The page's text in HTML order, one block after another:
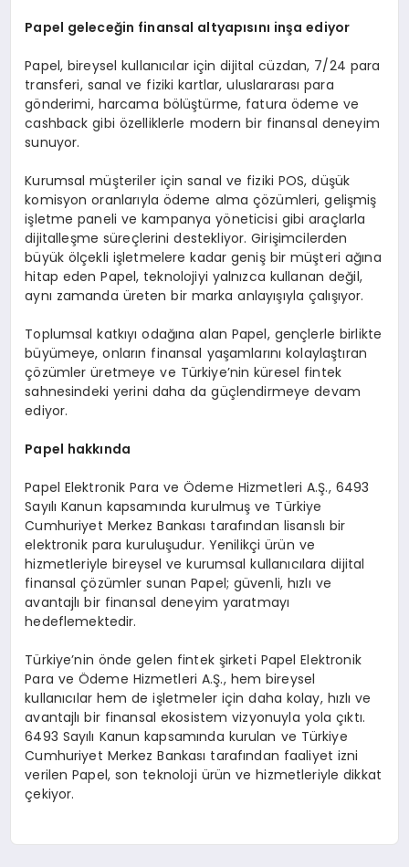
Papel geleceğin finansal altyapısını inşa ediyor
Papel, bireysel kullanıcılar için dijital cüzdan, 7/24 para
transferi, sanal ve fiziki kartlar, uluslararası para
gönderimi, harcama bölüştürme, fatura ödeme ve
cashback gibi özelliklerle modern bir finansal deneyim
sunuyor.
Kurumsal müşteriler için sanal ve fiziki POS, düşük
komisyon oranlarıyla ödeme alma çözümleri, gelişmiş
işletme paneli ve kampanya yöneticisi gibi araçlarla
dijitalleşme süreçlerini destekliyor. Girişimcilerden
büyük ölçekli işletmelere kadar geniş bir müşteri ağına
hitap eden Papel, teknolojiyi yalnızca kullanan değil,
aynı zamanda üreten bir marka anlayışıyla çalışıyor.
Toplumsal katkıyı odağına alan Papel, gençlerle birlikte
büyümeye, onların finansal yaşamlarını kolaylaştıran
çözümler üretmeye ve Türkiye’nin küresel fintek
sahnesindeki yerini daha da güçlendirmeye devam
ediyor.
Papel hakkında
Papel Elektronik Para ve Ödeme Hizmetleri A.Ş., 6493
Sayılı Kanun kapsamında kurulmuş ve Türkiye
Cumhuriyet Merkez Bankası tarafından lisanslı bir
elektronik para kuruluşudur. Yenilikçi ürün ve
hizmetleriyle bireysel ve kurumsal kullanıcılara dijital
finansal çözümler sunan Papel; güvenli, hızlı ve
avantajlı bir finansal deneyim yaratmayı
hedeflemektedir.
Türkiye’nin önde gelen fintek şirketi Papel Elektronik
Para ve Ödeme Hizmetleri A.Ş., hem bireysel
kullanıcılar hem de işletmeler için daha kolay, hızlı ve
avantajlı bir finansal ekosistem vizyonuyla yola çıktı.
6493 Sayılı Kanun kapsamında kurulan ve Türkiye
Cumhuriyet Merkez Bankası tarafından faaliyet izni
verilen Papel, son teknoloji ürün ve hizmetleriyle dikkat
çekiyor.